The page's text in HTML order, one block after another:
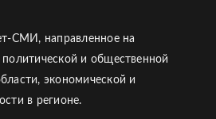
СМИ, направленное на
и общественной
экономической и
в регионе.